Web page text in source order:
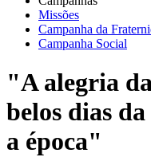
Missões
Campanha da
Campanha Social
"A alegria
belos dias
a época"